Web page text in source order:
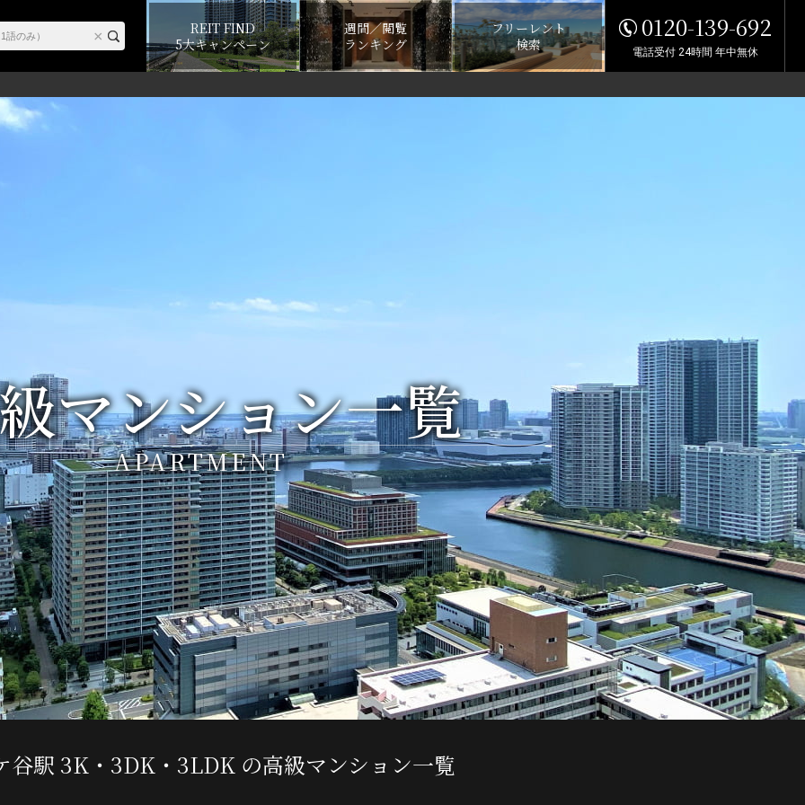
REIT FIND
5大キャンペーン
週間／閲覧
ランキング
フリーレント
検索
0120-139-692
電話受付 24時間 年中無休
マンション一覧
APARTMENT
谷駅 3K・3DK・3LDK の高級マンション一覧